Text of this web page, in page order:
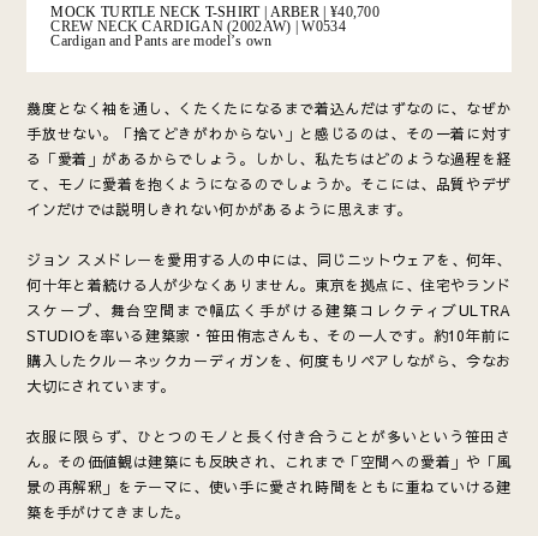
MOCK TURTLE NECK T-SHIRT | ARBER | ¥40,700
CREW NECK CARDIGAN (2002AW) | W0534
Cardigan and Pants are modelʼs own
幾度となく袖を通し、くたくたになるまで着込んだはずなのに、なぜか
手放せない。「捨てどきがわからない」と感じるのは、その一着に対す
る「愛着」があるからでしょう。しかし、私たちはどのような過程を経
て、モノに愛着を抱くようになるのでしょうか。そこには、品質やデザ
インだけでは説明しきれない何かがあるように思えます。
ジョン スメドレーを愛用する人の中には、同じニットウェアを、何年、
何十年と着続ける人が少なくありません。東京を拠点に、住宅やランド
スケープ、舞台空間まで幅広く手がける建築コレクティブULTRA
STUDIOを率いる建築家・笹田侑志さんも、その一人です。約10年前に
購入したクルーネックカーディガンを、何度もリペアしながら、今なお
大切にされています。
衣服に限らず、ひとつのモノと長く付き合うことが多いという笹田さ
ん。その価値観は建築にも反映され、これまで「空間への愛着」や「風
景の再解釈」をテーマに、使い手に愛され時間をともに重ねていける建
築を手がけてきました。